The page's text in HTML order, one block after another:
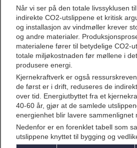
Når vi ser på den totale livssyklusen
indirekte CO2-utslippene et kritisk
og installasjon av vindmøller krever
og andre materialer.
materialene fører til betydelige CO2-
totale miljøkostnaden før møllene i
produsere energi.
Kjernekraftverk er også
de først er i drift, reduseres de
over tid. Energiutbyttet fra et
40-60 år, gjør at de samlede
energienhet blir lavere sammenlignet
Nedenfor er en forenklet tabell som
utslippene knyttet til bygging og